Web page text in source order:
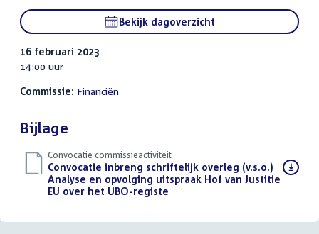
Bekijk dagoverzicht
16 februari 2023
14:00 uur
Commissie: Financiën
Bijlage
Convocatie commissieactiviteit
Download
bestand:
Convocatie inbreng schriftelijk overleg (v.s.o.)
Analyse en opvolging uitspraak Hof van Justitie
EU over het UBO-registe